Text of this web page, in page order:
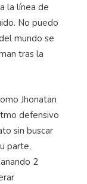
la línea de
No puedo
mundo se
tras la
Jhonatan
defensivo
sin buscar
parte,
2